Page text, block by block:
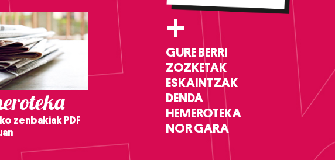
zenbakiak PDF
+
GURE BERRI
ZOZKETAK
ESKAINTZAK
DENDA
HEMEROTEKA
NOR GARA